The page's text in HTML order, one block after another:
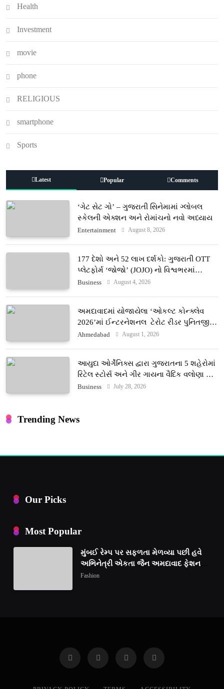
Health
Investment
movie
phone
RELIGIOUS
smartphone
Sports
Latest Popular Comments
‘ગેટ સેટ ગો’ – ગુજરાતી સિનેમામાં ગ્લોબલ
સ્કેલની એક્શન અને રોમાંચનો નવો અધ્યાય
Entertainment August 8, 2026
177 દેશો અને 52 લાખ દર્શકો: ગુજરાતી OTT
પ્લેટફોર્મ ‘જોજો’ (JOJO) નો વિશ્વભરમાં
દબદબો
Business August 4, 2026
અમદાવાદમાં યોજાયેલા ‘ઓકલ્ટ કોન્ક્લેવ
2026’માં ઈન્ટરનેશનલ ટેરોટ રીડર પુનિતજી
લુલ્લા એ ટેરોટ કાર્ડ રીડિંગ અંગે માહિતી આપી
Ahmedabad August 1, 2026
આયુદા ઓર્ગેનિક્સ દ્વારા ગુજરાતના 5 શહેરોમાં
રિટેલ સ્ટોર્સ અને ગીર ગાયના વૈદિક વલોણા ઘી-
દૂધની શુદ્ધ સેવાઓ સાથે વ્યાપક વિસ્તરણ
Business July 28, 2026
Trending News
Our Picks
Most Popular
મુંબઈ રેમ્પ પર સફળતા મેળવ્યા પછી હવે
અભિનેત્રી એકતા જૈન અમદાવાદ ફેશન
વીકમાં પોતાની પ્રતિભા પ્રદર્શિત કરશે
Fashion